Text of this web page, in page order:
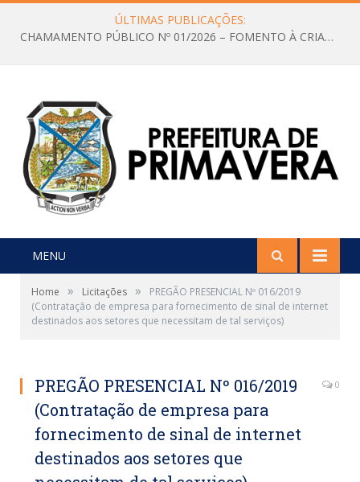
ÚLTIMAS PUBLICAÇÕES:
CHAMAMENTO PÚBLICO Nº 01/2026 – FOMENTO À CRIAÇÃO E A CIRCULAÇÃO DE PRODUÇÕES CULTURAIS – Aldir Blanc
MENU
Home » Licitações »
PREGÃO PRESENCIAL Nº 016/2019
(Contratação de empresa para fornecimento de sinal de internet
destinados aos setores que necessitam de tal serviços)
PREGÃO PRESENCIAL Nº 016/2019
(Contratação de empresa para
fornecimento de sinal de internet
destinados aos setores que
0